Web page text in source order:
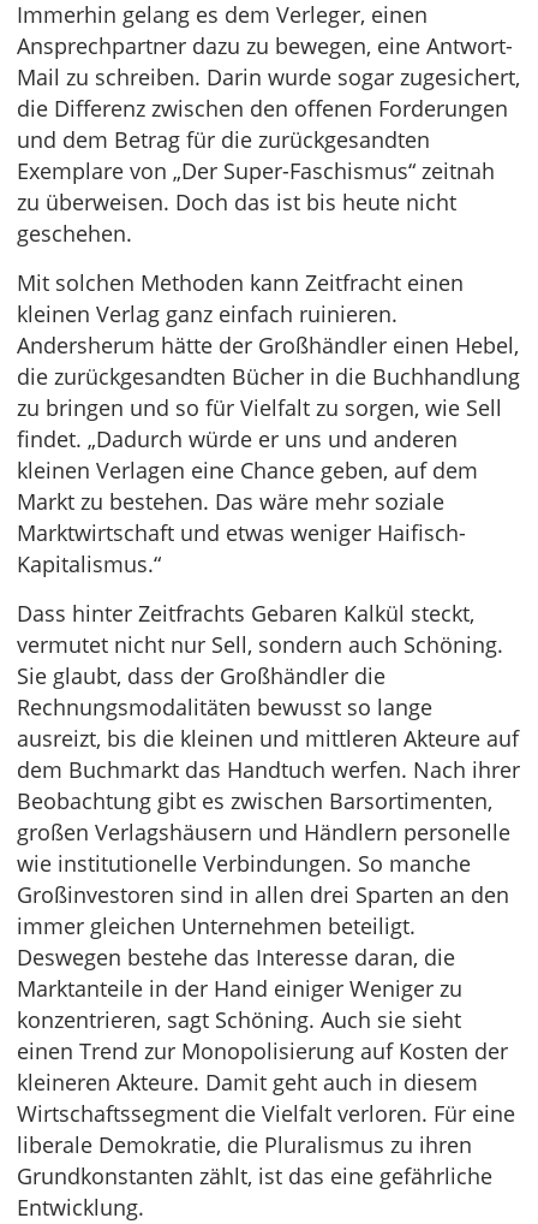
Immerhin gelang es dem Verleger, einen
Ansprechpartner dazu zu bewegen, eine Antwort-
Mail zu schreiben. Darin wurde sogar zugesichert,
die Differenz zwischen den offenen Forderungen
und dem Betrag für die zurückgesandten
Exemplare von „Der Super-Faschismus“ zeitnah
zu überweisen. Doch das ist bis heute nicht
geschehen.
Mit solchen Methoden kann Zeitfracht einen
kleinen Verlag ganz einfach ruinieren.
Andersherum hätte der Großhändler einen Hebel,
die zurückgesandten Bücher in die Buchhandlung
zu bringen und so für Vielfalt zu sorgen, wie Sell
findet. „Dadurch würde er uns und anderen
kleinen Verlagen eine Chance geben, auf dem
Markt zu bestehen. Das wäre mehr soziale
Marktwirtschaft und etwas weniger Haifisch-
Kapitalismus.“
Dass hinter Zeitfrachts Gebaren Kalkül steckt,
vermutet nicht nur Sell, sondern auch Schöning.
Sie glaubt, dass der Großhändler die
Rechnungsmodalitäten bewusst so lange
ausreizt, bis die kleinen und mittleren Akteure auf
dem Buchmarkt das Handtuch werfen. Nach ihrer
Beobachtung gibt es zwischen Barsortimenten,
großen Verlagshäusern und Händlern personelle
wie institutionelle Verbindungen. So manche
Großinvestoren sind in allen drei Sparten an den
immer gleichen Unternehmen beteiligt.
Deswegen bestehe das Interesse daran, die
Marktanteile in der Hand einiger Weniger zu
konzentrieren, sagt Schöning. Auch sie sieht
einen Trend zur Monopolisierung auf Kosten der
kleineren Akteure. Damit geht auch in diesem
Wirtschaftssegment die Vielfalt verloren. Für eine
liberale Demokratie, die Pluralismus zu ihren
Grundkonstanten zählt, ist das eine gefährliche
Entwicklung.